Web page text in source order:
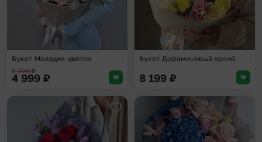
Букет Мелодия цветов
6 299₽
4 999 ₽
Букет Дофаминовый яркий
8 199 ₽
Добавить в избранное